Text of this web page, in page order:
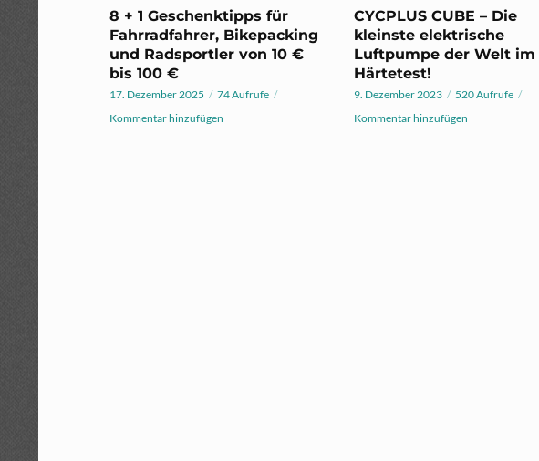
8 + 1 Geschenktipps für
Fahrradfahrer, Bikepacking
und Radsportler von 10 €
bis 100 €
17. Dezember 2025
74 Aufrufe
Kommentar hinzufügen
CYCPLUS CUBE – Die
kleinste elektrische
Luftpumpe der Welt im
Härtetest!
9. Dezember 2023
520 Aufrufe
Kommentar hinzufügen